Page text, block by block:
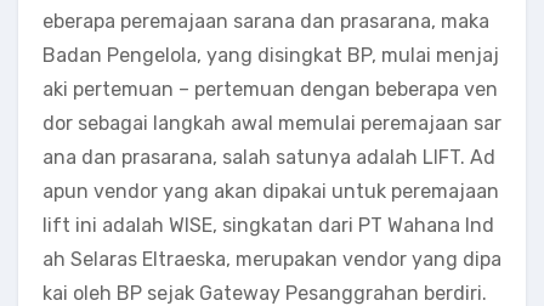
eberapa peremajaan sarana dan prasarana, maka
Badan Pengelola, yang disingkat BP, mulai menjaj
aki pertemuan – pertemuan dengan beberapa ven
dor sebagai langkah awal memulai peremajaan sar
ana dan prasarana, salah satunya adalah LIFT. Ad
apun vendor yang akan dipakai untuk peremajaan
lift ini adalah WISE, singkatan dari PT Wahana Ind
ah Selaras Eltraeska, merupakan vendor yang dipa
kai oleh BP sejak Gateway Pesanggrahan berdiri.